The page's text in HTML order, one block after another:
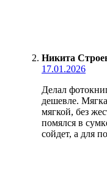
Никита
17.01.2026
Делал
дешевле.
мягкой, без
помялся в
сойдет, а для